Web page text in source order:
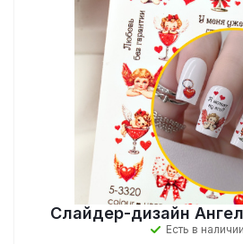
Слайдер-дизайн
Есть в наличии